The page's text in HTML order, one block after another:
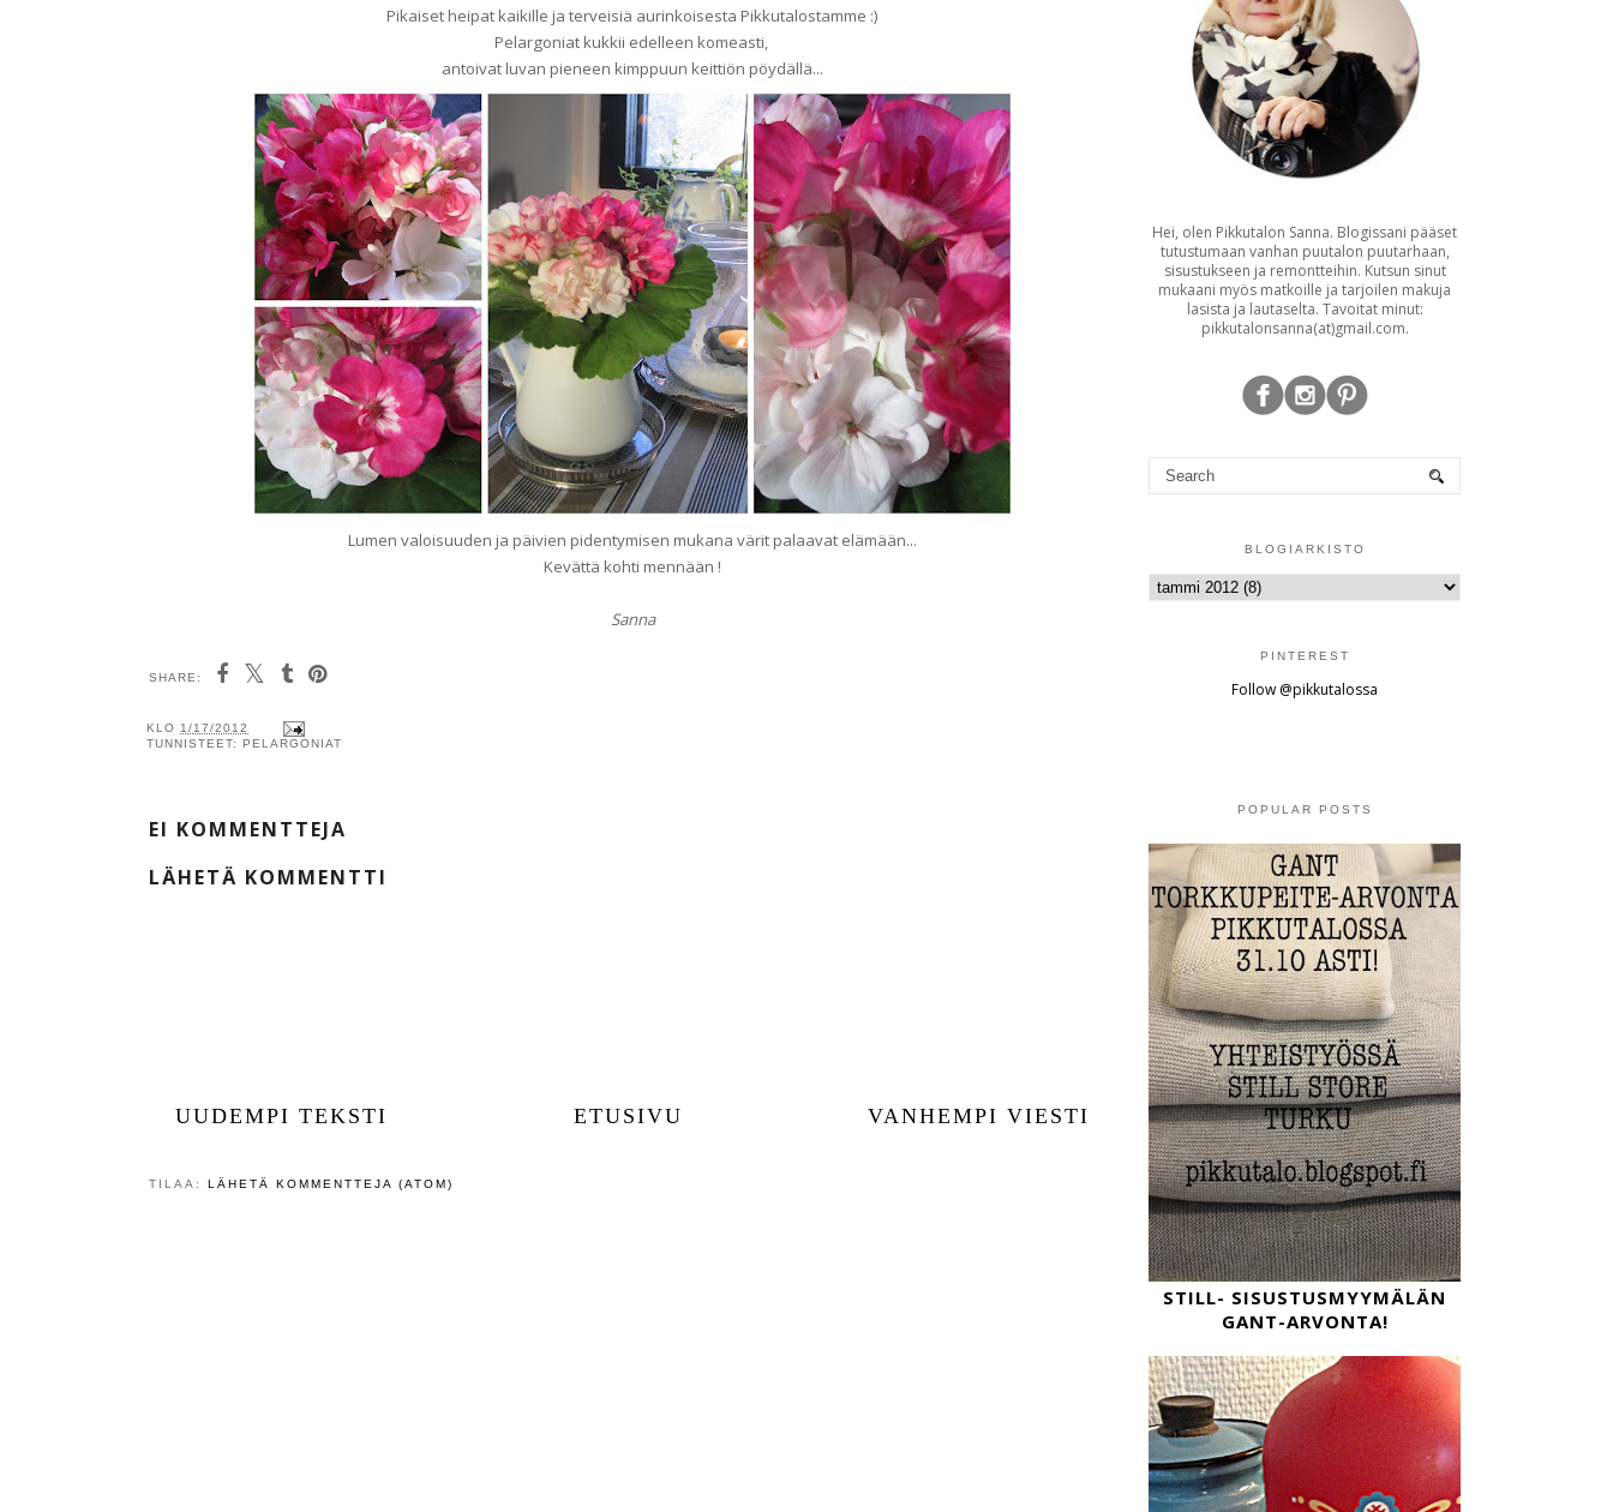
Pikaiset heipat kaikille ja terveisiä aurinkoisesta Pikkutalostamme :)
Pelargoniat kukkii edelleen komeasti,
antoivat luvan pieneen kimppuun keittiön pöydällä...
Lumen valoisuuden ja päivien pidentymisen mukana värit palaavat elämään...
Kevättä kohti mennään !
Sanna
SHARE:
KLO 1/17/2012
TUNNISTEET: PELARGONIAT
EI KOMMENTTEJA
LÄHETÄ KOMMENTTI
UUDEMPI TEKSTI VANHEMPI VIESTI
ETUSIVU
TILAA: LÄHETÄ KOMMENTTEJA (ATOM)
Hei, olen Pikkutalon Sanna. Blogissani pääset
tutustumaan vanhan puutalon puutarhaan,
sisustukseen ja remontteihin. Kutsun sinut
mukaani myös matkoille ja tarjoilen makuja
lasista ja lautaselta. Tavoitat minut:
pikkutalonsanna(at)gmail.com.
BLOGIARKISTO
PINTEREST
Follow @pikkutalossa
POPULAR POSTS
STILL- SISUSTUSMYYMÄLÄN
GANT-ARVONTA!